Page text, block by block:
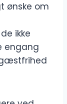
ønske om
ikke
engang